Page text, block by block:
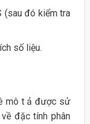
(sau đó kiểm tra
số liệu.
mô t ả được sử
đặc tính phân